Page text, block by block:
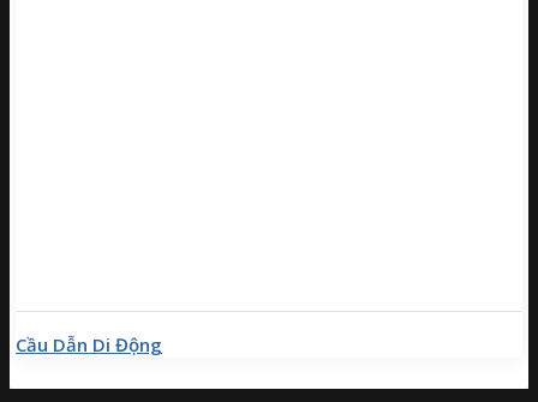
Cầu Dẫn Di Động